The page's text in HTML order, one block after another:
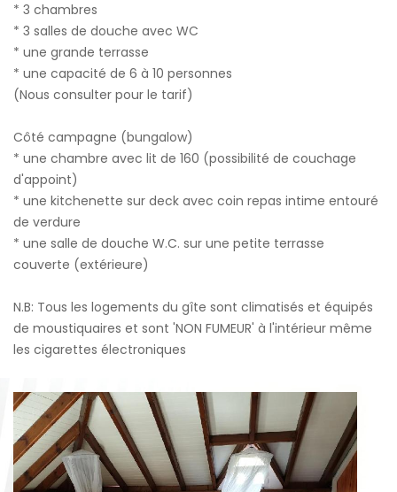
* 3 chambres
* 3 salles de douche avec WC
* une grande terrasse
* une capacité de 6 à 10 personnes
(Nous consulter pour le tarif)
Côté campagne (bungalow)
* une chambre avec lit de 160 (possibilité de couchage
d'appoint)
* une kitchenette sur deck avec coin repas intime entouré
de verdure
* une salle de douche W.C. sur une petite terrasse
couverte (extérieure)
N.B: Tous les logements du gîte sont climatisés et équipés
de moustiquaires et sont 'NON FUMEUR' à l'intérieur même
les cigarettes électroniques